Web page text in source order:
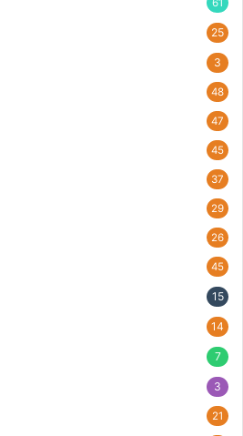
61
25
3
48
47
45
37
29
26
45
15
14
7
3
21